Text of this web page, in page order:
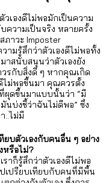
วเองดีไม่พอมักเป็นความ
ความเป็นจริง หลายครั้ง
าวะ Imposter
ามรู้สึกว่าตัวเองดีไม่พอทั้ง
าสนับสนุนว่าตัวเองยัง
รกับสิ่งดี ๆ หากคุณเกิด
ไม่พอขึ้นมา คุณควรตั้ง
ผุดขึ้นมาแบบนั้นว่า “มี
นบ่งชี้ว่าฉันไม่ดีพอ” ซึ่ง
..ไม่มี
ยบตัวเองกับคนอื่น ๆ อย่าง
หรือไม่?
ราก็รู้สึกว่าตัวเองดีไม่พอ
ปเปรียบเทียบกับคนที่มีพื้น